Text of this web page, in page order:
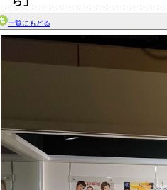
一覧にもどる